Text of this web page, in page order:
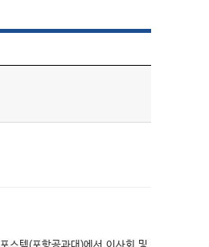
스텍(포항공과대)에서 이사회 및